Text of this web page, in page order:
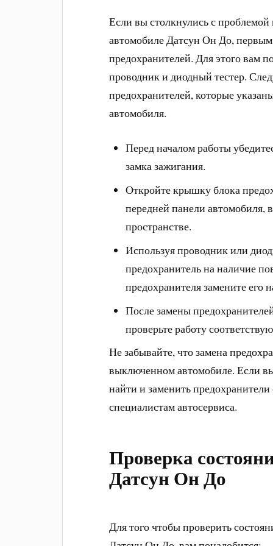
Если вы столкнулись с
автомобиле Датсун Он До,
предохранителей. Для этого вам
проводник и диодный тестер.
предохранителей, которые
автомобиля.
Перед началом работы
замка зажигания.
Откройте крышку блока
передней панели автомобиля,
пространстве.
Используя проводник или
предохранитель на наличие
предохранителя замените его
После замены
проверьте работу
Не забывайте, что замена
выключенном автомобиле. Если
найти и заменить
специалистам автосервиса.
Проверка
Датсун Он До
Для того чтобы проверить